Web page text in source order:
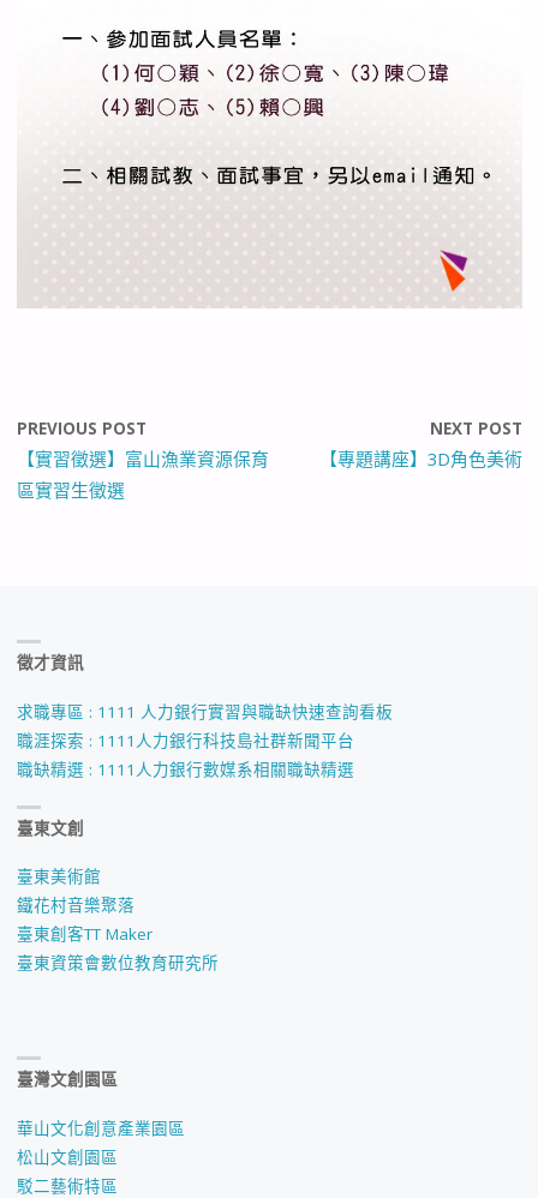
PREVIOUS POST
【實習徵選】富山漁業資源保育
區實習生徵選
NEXT POST
【專題講座】3D角色美術
徵才資訊
求職專區 : 1111 人力銀行實習與職缺快速查詢看板
職涯探索 : 1111人力銀行科技島社群新聞平台
職缺精選 : 1111人力銀行數媒系相關職缺精選
臺東文創
臺東美術館
鐵花村音樂聚落
臺東創客TT Maker
臺東資策會數位教育研究所
臺灣文創園區
華山文化創意產業園區
松山文創園區
駁二藝術特區